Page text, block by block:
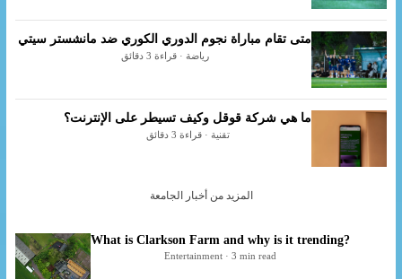
متى تقام مباراة نجوم الدوري الكوري ضد مانشستر سيتي
رياضة · قراءة 3 دقائق
ما هي شركة قوقل وكيف تسيطر على الإنترنت؟
تقنية · قراءة 3 دقائق
المزيد من أخبار الجامعة
What is Clarkson Farm and why is it trending?
Entertainment · 3 min read